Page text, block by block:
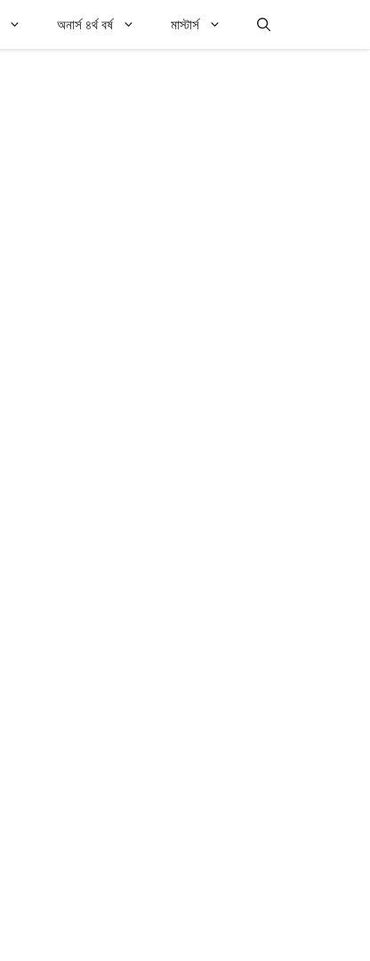
অনার্স ৪র্থ বর্ষ মাস্টার্স